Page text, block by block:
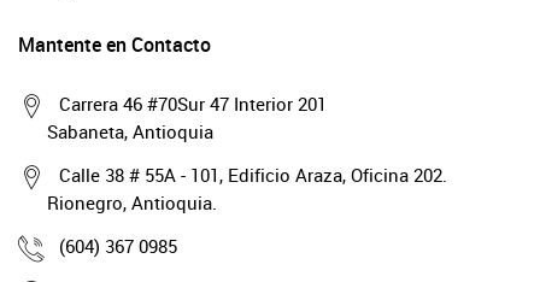
Mantente en Contacto
Carrera 46 #70Sur 47 Interior 201
Sabaneta, Antioquia
Calle 38 # 55A - 101, Edificio Araza, Oficina 202.
Rionegro, Antioquia.
(604) 367 0985